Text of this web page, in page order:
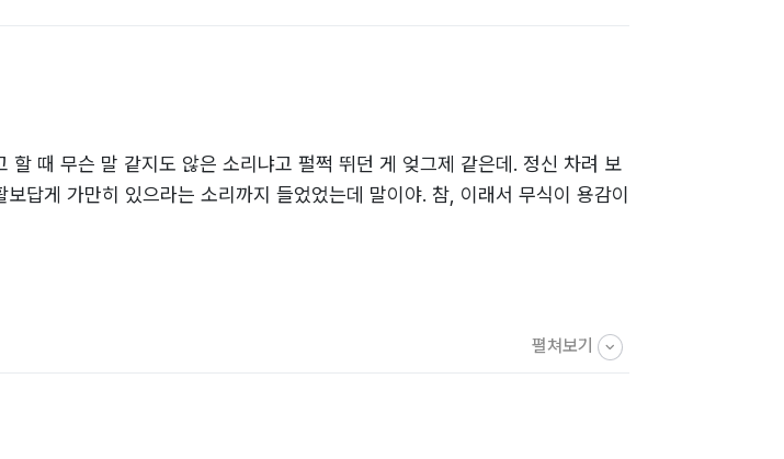
때 무슨 말 같지도 않은 소리냐고 펄쩍 뛰던 게 엊그제 같은데. 정신 차려 보
답게 가만히 있으라는 소리까지 들었었는데 말이야. 참, 이래서 무식이 용감이
펼쳐보기